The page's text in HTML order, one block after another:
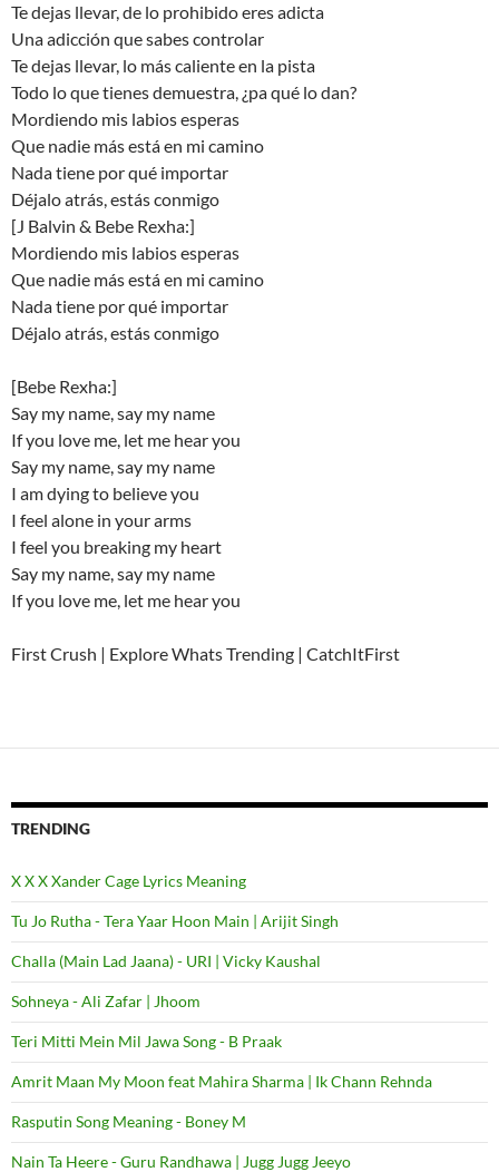
Te dejas llevar, de lo prohibido eres adicta
Una adicción que sabes controlar
Te dejas llevar, lo más caliente en la pista
Todo lo que tienes demuestra, ¿pa qué lo dan?
Mordiendo mis labios esperas
Que nadie más está en mi camino
Nada tiene por qué importar
Déjalo atrás, estás conmigo
[J Balvin & Bebe Rexha:]
Mordiendo mis labios esperas
Que nadie más está en mi camino
Nada tiene por qué importar
Déjalo atrás, estás conmigo
[Bebe Rexha:]
Say my name, say my name
If you love me, let me hear you
Say my name, say my name
I am dying to believe you
I feel alone in your arms
I feel you breaking my heart
Say my name, say my name
If you love me, let me hear you
First Crush | Explore Whats Trending | CatchItFirst
TRENDING
X X X Xander Cage Lyrics Meaning
Tu Jo Rutha - Tera Yaar Hoon Main | Arijit Singh
Challa (Main Lad Jaana) - URI | Vicky Kaushal
Sohneya - Ali Zafar | Jhoom
Teri Mitti Mein Mil Jawa Song - B Praak
Amrit Maan My Moon feat Mahira Sharma | Ik Chann Rehnda
Rasputin Song Meaning - Boney M
Nain Ta Heere - Guru Randhawa | Jugg Jugg Jeeyo